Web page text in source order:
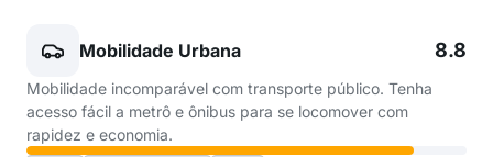
Mobilidade Urbana 8.8
Mobilidade incomparável com transporte público. Tenha
acesso fácil a metrô e ônibus para se locomover com
rapidez e economia.